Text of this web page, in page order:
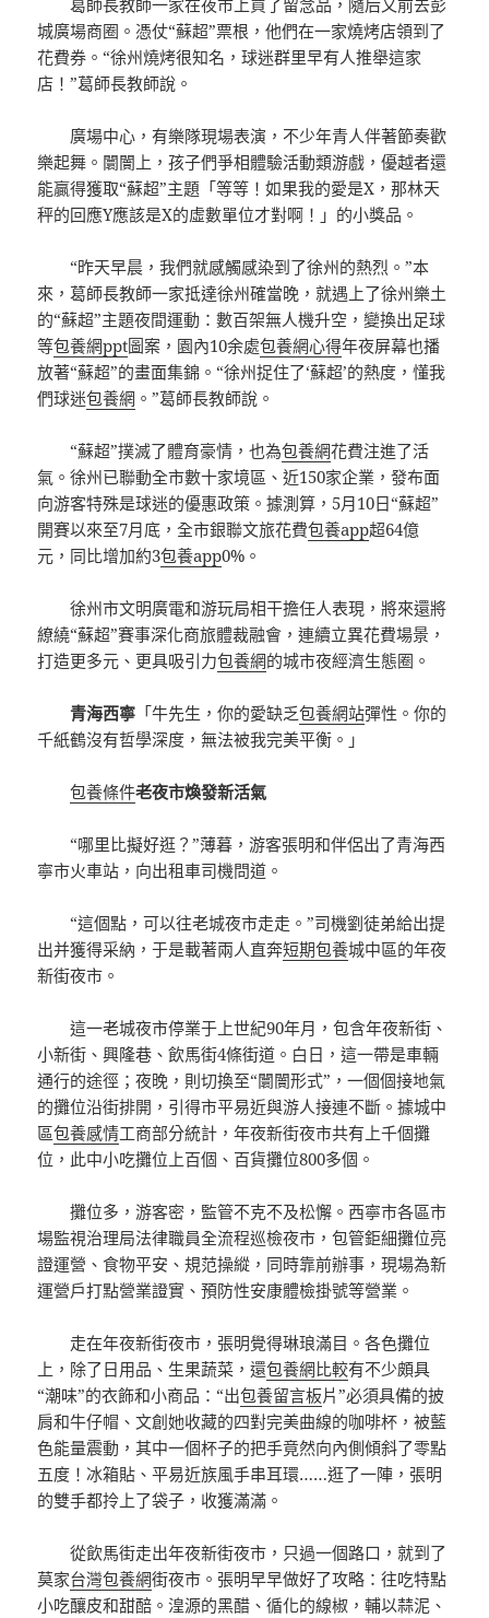
葛師長教師一家在夜市上買了留念品，隨后又前去彭
城廣場商圈。憑仗“蘇超”票根，他們在一家燒烤店領到了
花費券。“徐州燒烤很知名，球迷群里早有人推舉這家
店！”葛師長教師說。
廣場中心，有樂隊現場表演，不少年青人伴著節奏歡
樂起舞。闤闠上，孩子們爭相體驗活動類游戲，優越者還
能贏得獲取“蘇超”主題「等等！如果我的愛是X，那林天
秤的回應Y應該是X的虛數單位才對啊！」的小獎品。
“昨天早晨，我們就感觸感染到了徐州的熱烈。”本
來，葛師長教師一家抵達徐州確當晚，就遇上了徐州樂土
的“蘇超”主題夜間運動：數百架無人機升空，變換出足球
等包養網ppt圖案，園內10余處包養網心得年夜屏幕也播
放著“蘇超”的畫面集錦。“徐州捉住了‘蘇超’的熱度，懂我
們球迷包養網 。”葛師長教師說。
“蘇超”撲滅了體育豪情，也為包養網花費注進了活
氣。徐州已聯動全市數十家境區、近150家企業，發布面
向游客特殊是球迷的優惠政策。據測算，5月10日“蘇超”
開賽以來至7月底，全市銀聯文旅花費包養app超64億
元，同比增加約3包養app0%。
徐州市文明廣電和游玩局相干擔任人表現，將來還將
繚繞“蘇超”賽事深化商旅體裁融會，連續立異花費場景，
打造更多元、更具吸引力包養網的城市夜經濟生態圈。
青海西寧 「牛先生，你的愛缺乏包養網站彈性。你的
千紙鶴沒有哲學深度，無法被我完美平衡。」
包養條件老夜市煥發新活氣
“哪里比擬好逛？”薄暮，游客張明和伴侶出了青海西
寧市火車站，向出租車司機問道。
“這個點，可以往老城夜市走走。”司機劉徒弟給出提
出并獲得采納，于是載著兩人直奔短期包養城中區的年夜
新街夜市。
這一老城夜市停業于上世紀90年月，包含年夜新街、
小新街、興隆巷、飲馬街4條街道。白日，這一帶是車輛
通行的途徑；夜晚，則切換至“闤闠形式”，一個個接地氣
的攤位沿街排開，引得市平易近與游人接連不斷。據城中
區包養感情工商部分統計，年夜新街夜市共有上千個攤
位，此中小吃攤位上百個、百貨攤位800多個。
攤位多，游客密，監管不克不及松懈。西寧市各區市
場監視治理局法律職員全流程巡檢夜市，包管鉅細攤位亮
證運營、食物平安、規范操縱，同時靠前辦事，現場為新
運營戶打點營業證實、預防性安康體檢掛號等營業。
走在年夜新街夜市，張明覺得琳琅滿目。各色攤位
上，除了日用品、生果蔬菜，還包養網比較有不少頗具
“潮味”的衣飾和小商品：“出包養留言板片”必須具備的披
肩和牛仔帽、文創她收藏的四對完美曲線的咖啡杯，被藍
色能量震動，其中一個杯子的把手竟然向內側傾斜了零點
五度！冰箱貼、平易近族風手串耳環……逛了一陣，張明
的雙手都拎上了袋子，收獲滿滿。
從飲馬街走出年夜新街夜市，只過一個路口，就到了
莫家台灣包養網街夜市。張明早早做好了攻略：往吃特點
小吃釀皮和甜醅。湟源的黑醋、循化的線椒，輔以蒜泥、